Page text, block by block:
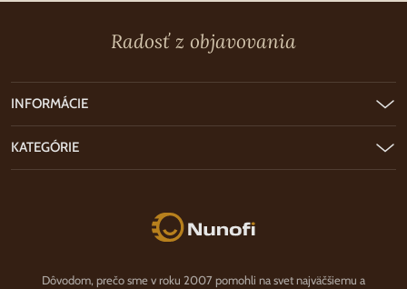
Radosť z objavovania
Nunofi.sk
Dôvodom, prečo sme v roku 2007 pomohli na svet najväčšiemu a
INFORMÁCIE
KATEGÓRIE